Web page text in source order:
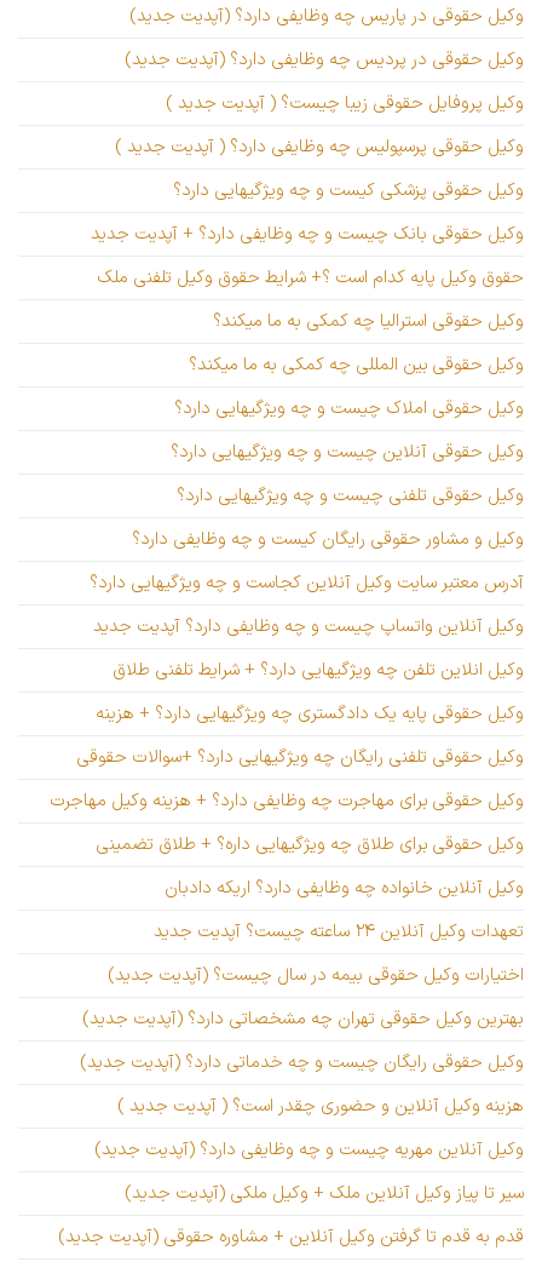
وکیل حقوقی در پاریس چه وظایفی دارد؟ (آپدیت جدید)
وکیل حقوقی در پردیس چه وظایفی دارد؟ (آپدیت جدید)
وکیل پروفایل حقوقی زیبا چیست؟ ( آپدیت جدید )
وکیل حقوقی پرسپولیس چه وظایفی دارد؟ ( آپدیت جدید )
وکیل حقوقی پزشکی کیست و چه ویژگیهایی دارد؟
وکیل حقوقی بانک چیست و چه وظایفی دارد؟ + آپدیت جدید
حقوق وکیل پایه کدام است ؟+ شرایط حقوق وکیل تلفنی ملک
وکیل حقوقی استرالیا چه کمکی به ما میکند؟
وکیل حقوقی بین المللی چه کمکی به ما میکند؟
وکیل حقوقی املاک چیست و چه ویژگیهایی دارد؟
وکیل حقوقی آنلاین چیست و چه ویژگیهایی دارد؟
وکیل حقوقی تلفنی چیست و چه ویژگیهایی دارد؟
وکیل و مشاور حقوقی رایگان کیست و چه وظایفی دارد؟
آدرس معتبر سایت وکیل آنلاین کجاست و چه ویژگیهایی دارد؟
وکیل آنلاین واتساپ چیست و چه وظایفی دارد؟ آپدیت جدید
وکیل انلاین تلفن چه ویژگیهایی دارد؟ + شرایط تلفنی طلاق
وکیل حقوقی پایه یک دادگستری چه ویژگیهایی دارد؟ + هزینه
وکیل حقوقی تلفنی رایگان چه ویژگیهایی دارد؟ +سوالات حقوقی
وکیل حقوقی برای مهاجرت چه وظایفی دارد؟ + هزینه وکیل مهاجرت
وکیل حقوقی برای طلاق چه ویژگیهایی داره؟ + طلاق تضمینی
وکیل آنلاین خانواده چه وظایفی دارد؟ اریکه دادبان
تعهدات وکیل آنلاین ۲۴ ساعته چیست؟ آپدیت جدید
اختیارات وکیل حقوقی بیمه در سال چیست؟ (آپدیت جدید)
بهترین وکیل حقوقی تهران چه مشخصاتی دارد؟ (آپدیت جدید)
وکیل حقوقی رایگان چیست و چه خدماتی دارد؟ (آپدیت جدید)
هزینه وکیل آنلاین و حضوری چقدر است؟ ( آپدیت جدید )
وکیل آنلاین مهریه چیست و چه وظایفی دارد؟ (آپدیت جدید)
سیر تا پیاز وکیل آنلاین ملک + وکیل ملکی (آپدیت جدید)
قدم به قدم تا گرفتن وکیل آنلاین + مشاوره حقوقی (آپدیت جدید)